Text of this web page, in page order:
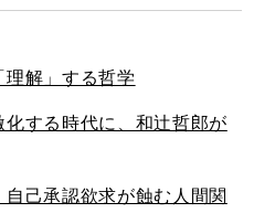
解」する哲学
化する時代に、和辻哲郎が
己承認欲求が蝕む人間関